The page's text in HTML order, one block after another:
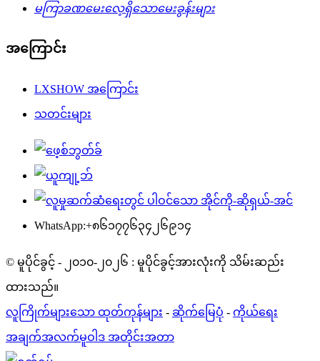
မကြာခဏမေးလေ့ရှိသောမေးခွန်းများ
အကြောင်း
LXSHOW အကြောင်း
သတင်းများ
WhatsApp:+၈၆၁၇၇၆၃၄၂၆၉၁၄
© မူပိုင်ခွင့် - ၂၀၁၀-၂၀၂၆ : မူပိုင်ခွင့်အားလုံးကို သိမ်းဆည်း
ထားသည်။
လူကြိုက်များသော ထုတ်ကုန်များ - ဆိုက်မြေပုံ - ကိုယ်ရေး
အချက်အလက်မူဝါဒ အတိုင်းအတာ